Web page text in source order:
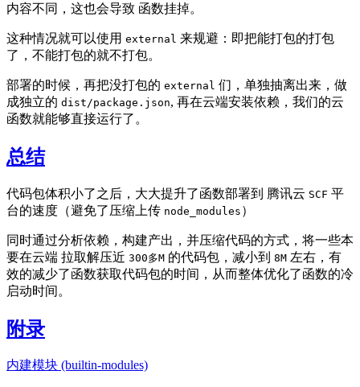
内容不同，这也会导致 函数挂掉。
这种情况就可以使用 external 来规避：即把能打包的打包
了，不能打包的就不打包。
部署的时候，再把没打包的 external 们，单独抽离出来，做
成独立的 dist/package.json, 再在云端安装依赖，我们的云
函数就能够直接运行了。
总结
代码包体积小了之后，大大提升了函数部署到 腾讯云 SCF 平
台的速度（避免了压缩上传 node_modules ）
同时通过分析依赖，构建产出，并压缩代码的方式，将一些本
要在云端 拉取解压近 300多M 的代码包，减小到 8M 左右，有
效的减少了函数获取代码包的时间，从而整体优化了函数的冷
启动时间。
附录
内建模块 (builtin-modules)